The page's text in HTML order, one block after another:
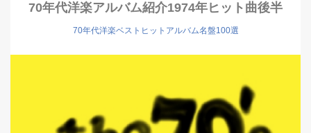
70年代洋楽アルバム紹介1974年ヒット曲後半
70年代洋楽ベストヒットアルバム名盤100選